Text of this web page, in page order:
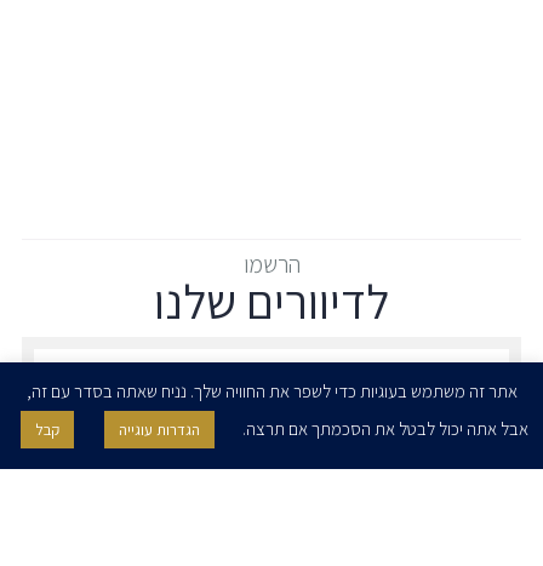
הרשמו
לדיוורים שלנו
אני מאשר/ת בזאת להרצוג, פוקס, נאמן ושות' לשלוח לי ניוזלטרים,
הודעות והזמנות לאירועים וכנסים. אני רשאי/ת לחזור בי מהסכמתי לעיל בכל
אתר זה משתמש בעוגיות כדי לשפר את החוויה שלך. נניח שאתה בסדר עם זה,
אבל אתה יכול לבטל את הסכמתך אם תרצה.
הגדרות עוגייה קבל